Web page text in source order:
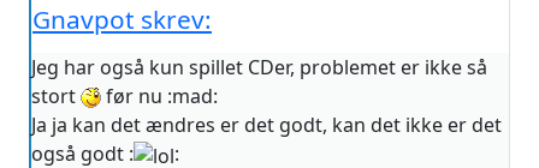
Gnavpot skrev:
Jeg har også kun spillet CDer, problemet er ikke så
stort
før nu :mad:
Ja ja kan det ændres er det godt, kan det ikke er det
også godt :
: